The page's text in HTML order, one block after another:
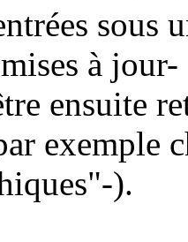
sous
à
ensuite
exemple
).